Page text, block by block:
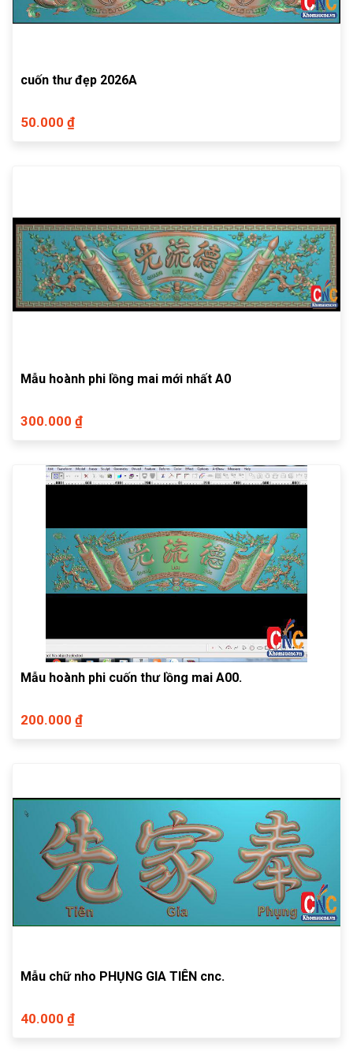
cuốn thư đẹp 2026A
50.000 ₫
Mẫu hoành phi lồng mai mới nhất A0
300.000 ₫
Mẫu hoành phi cuốn thư lồng mai A00.
200.000 ₫
Mẫu chữ nho PHỤNG GIA TIÊN cnc.
40.000 ₫